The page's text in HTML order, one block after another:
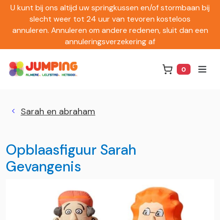
U kunt bij ons altijd uw springkussen en/of stormbaan bij
slecht weer tot 24 uur van tevoren kosteloos
annuleren. Annuleren om andere redenen, sluit dan een
annuleringsverzekering af
0
Sarah en abraham
Opblaasfiguur Sarah
Gevangenis